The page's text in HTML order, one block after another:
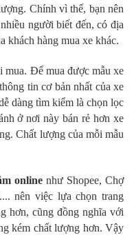
Chính vì thế, bạn nên
người biết đến, có địa
khách hàng mua xe khác.
mua. Để mua được mẫu xe
tin cơ bản nhất của xe
dàng tìm kiểm là chọn lọc
ở nơi này bán rẻ hơn xe
Chất lượng của mỗi mẫu
online như Shopee, Chợ
nên việc lựa chọn trang
hơn, cũng đồng nghĩa với
kém chất lượng hơn. Vậy